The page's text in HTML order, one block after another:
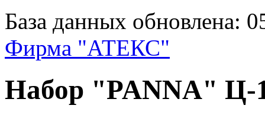
База данных обновлена:
Фирма "АТЕКС"
Набор "PANNA" Ц-